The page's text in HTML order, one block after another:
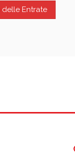
Entrate